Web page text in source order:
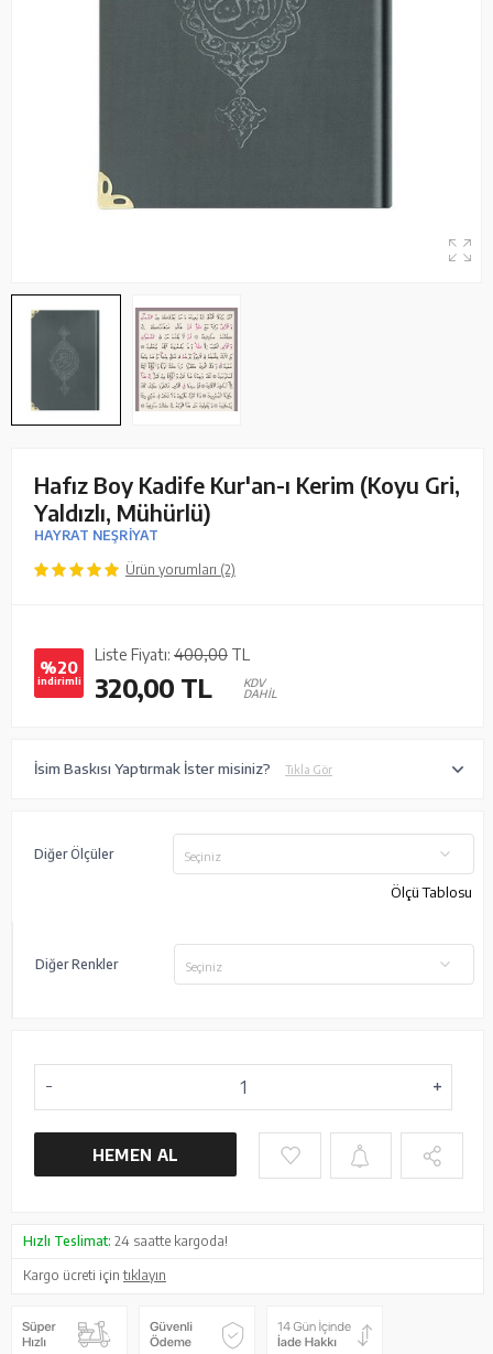
Hafız Boy Kadife Kur'an-ı Kerim (Koyu Gri,
Yaldızlı, Mühürlü)
HAYRAT NEŞRİYAT
Ürün yorumları (2)
%20
indirimli
Liste Fiyatı: 400,00 TL
320,00 TL
KDV
DAHİL
İsim Baskısı Yaptırmak İster misiniz? Tıkla Gör
Diğer Ölçüler Seçiniz
Ölçü Tablosu
Diğer Renkler Seçiniz
HEMEN AL
Hızlı Teslimat: 24 saatte kargoda!
Kargo ücreti içintıklayın